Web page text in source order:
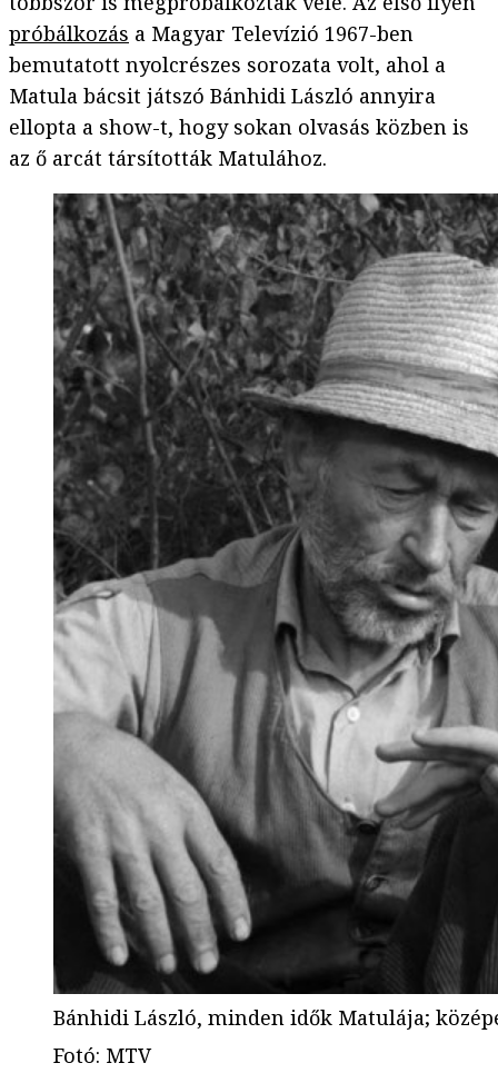
próbálkozás a Magyar Televízió 1967-ben
bemutatott nyolcrészes sorozata volt, ahol a
Matula bácsit játszó Bánhidi László annyira
ellopta a show-t, hogy sokan olvasás közben is
az ő arcát társították Matulához.
Bánhidi László, minden idők Matulája;
Fotó: MTV